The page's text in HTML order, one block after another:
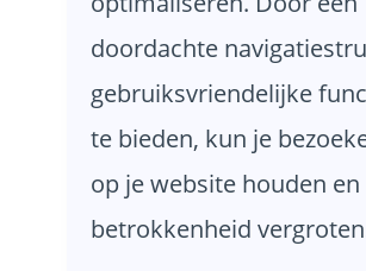
doordachte
gebruiksvriendelijke
te bieden, kun je
op je website houden
betrokkenheid